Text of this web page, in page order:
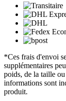
*Ces frais d'envoi
supplémentaires
poids, de la taille
informations sont
produit.